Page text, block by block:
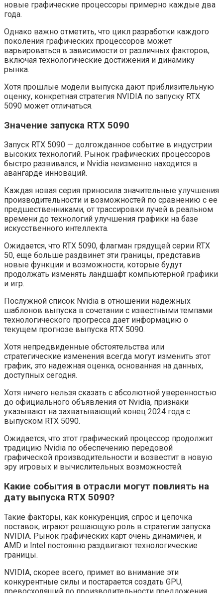
новые графические процессоры примерно каждые два
года.
Однако важно отметить, что цикл разработки каждого
поколения графических процессоров может
варьироваться в зависимости от различных факторов,
включая технологические достижения и динамику
рынка.
Хотя прошлые модели выпуска дают приблизительную
оценку, конкретная стратегия NVIDIA по запуску RTX
5090 может отличаться.
Значение запуска RTX 5090
Запуск RTX 5090 — долгожданное событие в индустрии
высоких технологий. Рынок графических процессоров
быстро развивался, и Nvidia неизменно находится в
авангарде инноваций.
Каждая новая серия приносила значительные улучшения
производительности и возможностей по сравнению с ее
предшественниками, от трассировки лучей в реальном
времени до технологий улучшения графики на базе
искусственного интеллекта.
Ожидается, что RTX 5090, флагман грядущей серии RTX
50, еще больше раздвинет эти границы, представив
новые функции и возможности, которые будут
продолжать изменять ландшафт компьютерной графики
и игр.
Послужной список Nvidia в отношении надежных
шаблонов выпуска в сочетании с известными темпами
технологического прогресса дает информацию о
текущем прогнозе выпуска RTX 5090.
Хотя непредвиденные обстоятельства или
стратегические изменения всегда могут изменить этот
график, это надежная оценка, основанная на данных,
доступных сегодня.
Хотя ничего нельзя сказать с абсолютной уверенностью
до официального объявления от Nvidia, признаки
указывают на захватывающий конец 2024 года с
выпуском RTX 5090.
Ожидается, что этот графический процессор продолжит
традицию Nvidia по обеспечению передовой
графической производительности и возвестит в новую
эру игровых и вычислительных возможностей.
Какие события в отрасли могут повлиять на
дату выпуска RTX 5090?
Такие факторы, как конкуренция, спрос и цепочка
поставок, играют решающую роль в стратегии запуска
NVIDIA. Рынок графических карт очень динамичен, и
AMD и Intel постоянно раздвигают технологические
границы.
NVIDIA, скорее всего, примет во внимание эти
конкурентные силы и постарается создать GPU,